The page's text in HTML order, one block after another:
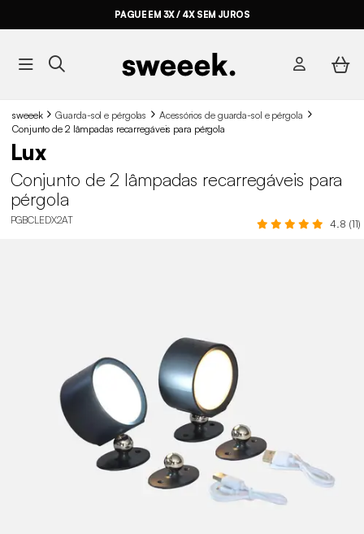
PAGUE EM 3X / 4X SEM JUROS
sweeek Guarda-sol e pérgolas
Acessórios de guarda-sol e pérgola
Conjunto de 2 lâmpadas recarregáveis para pérgola
Lux
Conjunto de 2 lâmpadas recarregáveis para
pérgola
PGBCLEDX2AT 4.8 (11)